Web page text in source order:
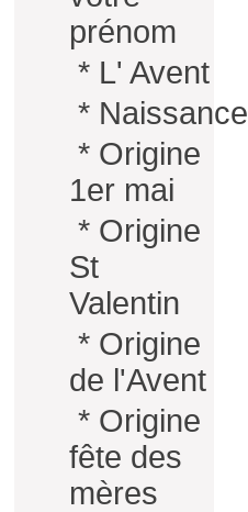
prénom
* L' Avent
* Naissance
* Origine
1er mai
* Origine
St
Valentin
* Origine
de l'Avent
* Origine
fête des
mères